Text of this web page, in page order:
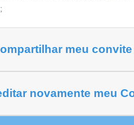
meu
novamente meu